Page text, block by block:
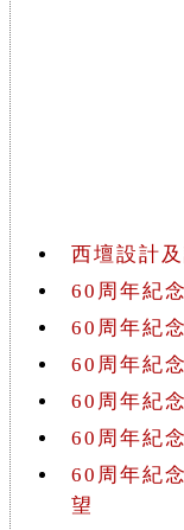
西壇設計
60周年紀
60周年紀
60周年紀
60周年紀
60周年紀
60周年紀
望